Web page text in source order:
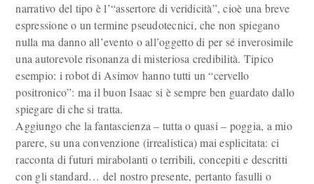
narrativo del tipo è l’“assertore di veridicità”, cioè una breve
espressione o un termine pseudotecnici, che non spiegano
nulla ma danno all’evento o all’oggetto di per sé inverosimile
una autorevole risonanza di misteriosa credibilità. Tipico
esempio: i robot di Asimov hanno tutti un “cervello
positronico”: ma il buon Isaac si è sempre ben guardato dallo
spiegare di che si tratta.
Aggiungo che la fantascienza – tutta o quasi – poggia, a mio
parere, su una convenzione (irrealistica) mai esplicitata: ci
racconta di futuri mirabolanti o terribili, concepiti e descritti
con gli standard… del nostro presente, pertanto fasulli o